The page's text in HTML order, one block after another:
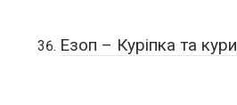
Езоп – Куріпка та кури